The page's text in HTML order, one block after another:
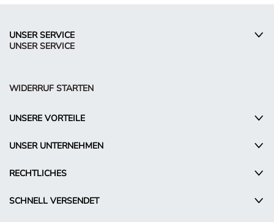
UNSER SERVICE
UNSER SERVICE
WIDERRUF STARTEN
UNSERE VORTEILE
UNSER UNTERNEHMEN
RECHTLICHES
SCHNELL VERSENDET